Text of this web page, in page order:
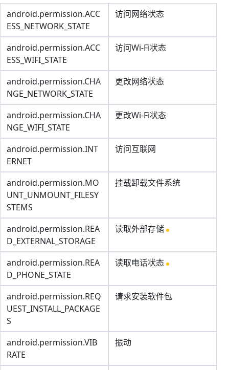
android.permission.ACC
ESS_NETWORK_STATE
访问网络状态
android.permission.ACC
ESS_WIFI_STATE
访问Wi-Fi状态
android.permission.CHA
NGE_NETWORK_STATE
更改网络状态
android.permission.CHA
NGE_WIFI_STATE
更改Wi-Fi状态
android.permission.INT
ERNET
访问互联网
android.permission.MO
UNT_UNMOUNT_FILESY
STEMS
挂载卸载文件系统
android.permission.REA
D_EXTERNAL_STORAGE
读取外部存储
android.permission.REA
D_PHONE_STATE
读取电话状态
android.permission.REQ
UEST_INSTALL_PACKAGE
S
请求安装软件包
android.permission.VIB
RATE
振动